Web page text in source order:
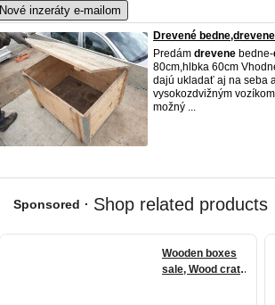
Nové inzeráty e-mailom
Drevené
Predám drevene bedne-
80cm,hlbka 60cm
dajú ukladať aj na seba
vysokozdvižným
možný ...